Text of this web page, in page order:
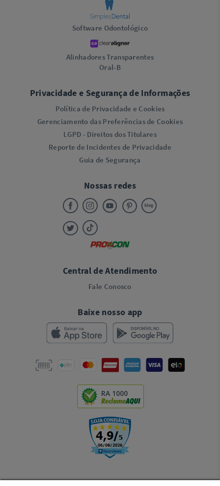
Software Odontológico
Alinhadores Transparentes
Oral-B
Privacidade e Segurança de Informações
Política de Privacidade e Cookies
Gerenciamento das Preferências de Cookies
LGPD - Direitos dos Titulares
Reporte de Incidentes de Privacidade
Guia de Segurança
Nossas redes
Central de Atendimento
Fale Conosco
Baixe nosso app
RA 1000